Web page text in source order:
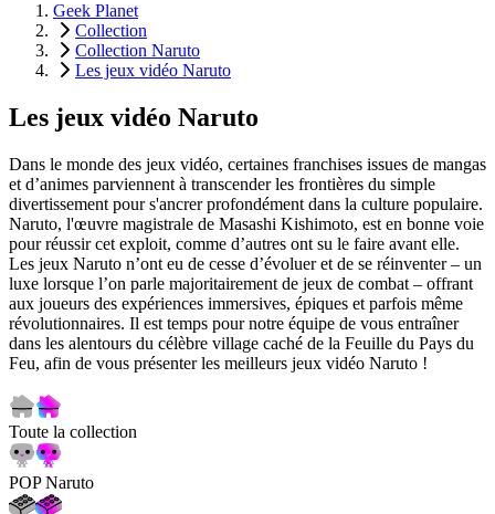
Geek Planet
Collection
Collection Naruto
Les jeux vidéo Naruto
Les jeux vidéo Naruto
Dans le monde des jeux vidéo, certaines franchises issues de mangas
et d’animes parviennent à transcender les frontières du simple
divertissement pour s'ancrer profondément dans la culture populaire.
Naruto, l'œuvre magistrale de Masashi Kishimoto, est en bonne voie
pour réussir cet exploit, comme d’autres ont su le faire avant elle.
Les jeux Naruto n’ont eu de cesse d’évoluer et de se réinventer – un
luxe lorsque l’on parle majoritairement de jeux de combat – offrant
aux joueurs des expériences immersives, épiques et parfois même
révolutionnaires. Il est temps pour notre équipe de vous entraîner
dans les alentours du célèbre village caché de la Feuille du Pays du
Feu, afin de vous présenter les meilleurs jeux vidéo Naruto !
Toute la collection
POP Naruto